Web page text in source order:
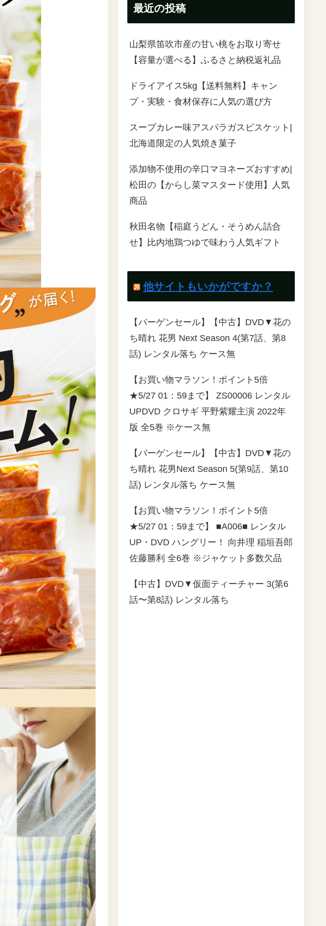
最近の投稿
山梨県笛吹市産の甘い桃をお取り寄せ
【容量が選べる】ふるさと納税返礼品
ドライアイス5kg【送料無料】キャン
プ・実験・食材保存に人気の選び方
スープカレー味アスパラガスビスケット|
北海道限定の人気焼き菓子
添加物不使用の辛口マヨネーズおすすめ|
松田の【からし菜マスタード使用】人気
商品
秋田名物【稲庭うどん・そうめん詰合
せ】比内地鶏つゆで味わう人気ギフト
他サイトもいかがですか？
【バーゲンセール】【中古】DVD▼花の
ち晴れ 花男 Next Season 4(第7話、第8
話) レンタル落ち ケース無
【お買い物マラソン！ポイント5倍
★5/27 01：59まで】 ZS00006 レンタル
UPDVD クロサギ 平野紫耀主演 2022年
版 全5巻 ※ケース無
【バーゲンセール】【中古】DVD▼花の
ち晴れ 花男Next Season 5(第9話、第10
話) レンタル落ち ケース無
【お買い物マラソン！ポイント5倍
★5/27 01：59まで】 ■A006■ レンタル
UP・DVD ハングリー！ 向井理 稲垣吾郎
佐藤勝利 全6巻 ※ジャケット多数欠品
【中古】DVD▼仮面ティーチャー 3(第6
話〜第8話) レンタル落ち